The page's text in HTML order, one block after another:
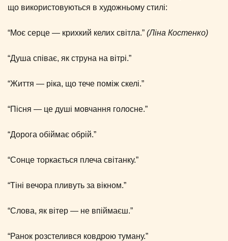
що використовуються в художньому стилі:
“Моє серце — крихкий келих світла.” (Ліна Костенко)
“Душа співає, як струна на вітрі.”
“Життя — ріка, що тече поміж скелі.”
“Пісня — це душі мовчання голосне.”
“Дорога обіймає обрій.”
“Сонце торкається плеча світанку.”
“Тіні вечора пливуть за вікном.”
“Слова, як вітер — не впіймаєш.”
“Ранок розстелився ковдрою туману.”